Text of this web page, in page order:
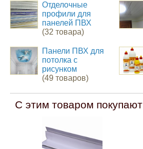
Отделочные
профили для
панелей ПВХ
(32 товара)
Панели ПВХ для
потолка с
рисунком
(49 товаров)
С этим товаром покупают